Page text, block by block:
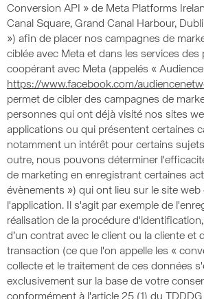
Conversion API » de Meta Platforms
Canal Square, Grand Canal Harbour,
») afin de placer nos campagnes de
ciblée avec Meta et dans les services des
coopérant avec Meta (appelés «
https://www.facebook.com/
permet de cibler des campagnes de
personnes qui ont déjà visité nos sites
applications ou qui présentent certaines
notamment un intérêt pour certains
outre, nous pouvons déterminer
de marketing en enregistrant certaines
évènements ») qui ont lieu sur le site web
l'application. Il s'agit par exemple de
réalisation de la procédure
d’un contrat avec le client ou la cliente et
transaction (ce que l'on appelle les «
collecte et le traitement de ces données
exclusivement sur la base de votre